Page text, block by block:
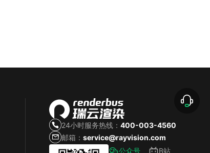
24小时服务热线：400-003-4560
邮箱：service@rayvision.com
公众号
B站